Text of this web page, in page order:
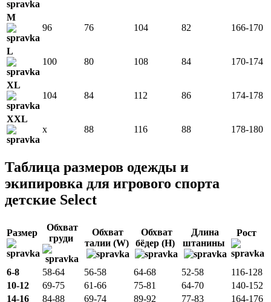
M
96
76 104 82 166-170
L
100
80 108 84 170-174
XL
104
84 112 86 174-178
XXL
x
88 116 88 178-180
Таблица размеров одежды и
экипировка для игрового спорта
детские Select
Размер
Обхват
груди
Обхват
талии (W)
Обхват
бёдер (H)
Длина
штанины
Рост
6-8 58-64 56-58 64-68 52-58
116-128
10-12
69-75 61-66 75-81 64-70
140-152
14-16
84-88 69-74 89-92 77-83 164-176